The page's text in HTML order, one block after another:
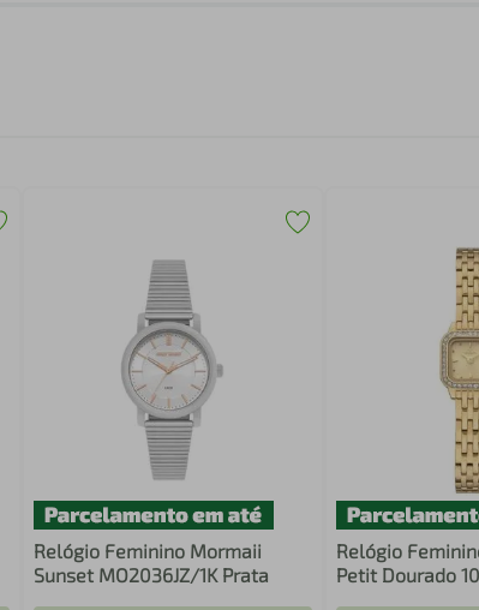
Relógio Feminino Mormaii
Sunset MO2036JZ/1K Prata
Relógio
Petit Dourado